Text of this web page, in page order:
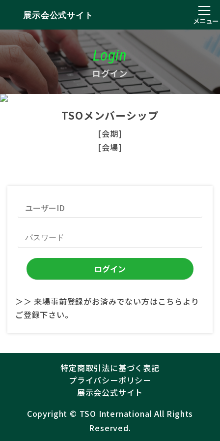
展示会公式サイト
メニュー
Login
ログイン
TSOメンバーシップ
[会期]
[会場]
＞＞ 来場事前登録がお済みでない方はこちらより
ご登録下さい。
特定商取引法に基づく表記
プライバシーポリシー
展示会公式サイト
Copyright ©︎ TSO International All Rights
Reserved.